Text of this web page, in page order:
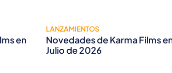
en
LANZAMIENTOS
Novedades de Karma Films
Julio de 2026